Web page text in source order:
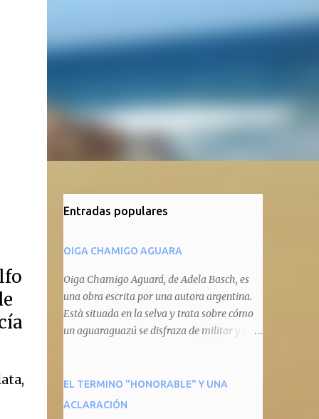
Entradas populares
OIGA CHAMIGO AGUARA
Oiga Chamigo Aguará, de Adela Basch, es
una obra escrita por una autora argentina.
Està situada en la selva y trata sobre cómo
un aguaraguazú se disfraza de militar y se
animal que pretenda circular por ahí. En
primera instancia aparece Teteu, el tero,
EL TERMINO "HONORABLE" Y UNA
ACLARACIÓN